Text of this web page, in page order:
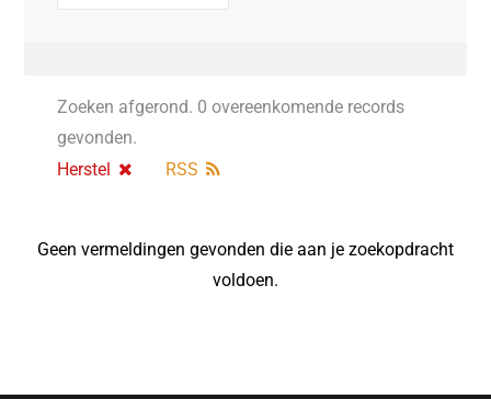
Zoeken afgerond. 0 overeenkomende records
gevonden.
Herstel
RSS
Geen vermeldingen gevonden die aan je zoekopdracht
voldoen.